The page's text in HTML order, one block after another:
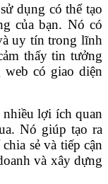
dụng có thể tạo
của bạn. Nó có
uy tín trong lĩnh
thấy tin tưởng
có giao diện
nhiều lợi ích quan
Nó giúp tạo ra
sẻ và tiếp cận
và xây dựng